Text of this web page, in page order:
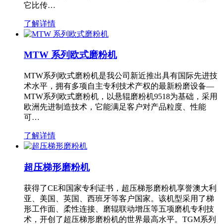
它比传…
了解详情
MTW 系列欧式磨粉机
MTW系列欧式磨粉机是我公司新近推出具有国际先进技
术水平，拥有多项自主专利技术产权的最新粉磨设备—
MTW系列欧式磨粉机，以悬辊磨粉机9518为基础，采用
欧洲先进制造技术，它能满足客户对产品粒度、性能
可…
了解详情
超压梯形磨粉机
获得了CE和国家专利证书，超压梯形磨粉机享誉澳大利
亚、美国、英国、西班牙等客户国家。该机型采用了梯
形工作面、柔性连接、磨辊联动增压等五项磨机专利技
术，开创了超压梯形磨粉机的世界最高水平。TGM系列